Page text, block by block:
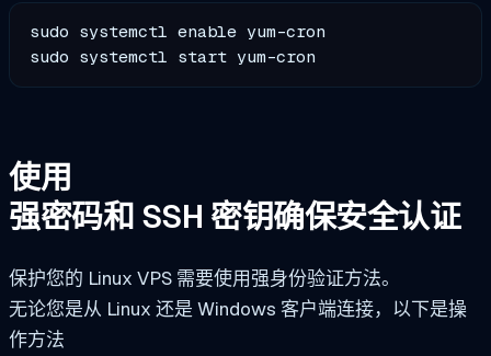
sudo systemctl enable yum-cron
sudo systemctl start yum-cron
使用
强密码和 SSH 密钥确保安全认证
保护您的 Linux VPS 需要使用强身份验证方法。
无论您是从 Linux 还是 Windows 客户端连接，以下是操
作方法